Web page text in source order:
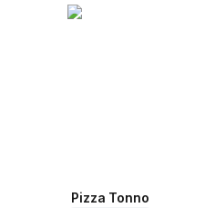
Pizza Tonno